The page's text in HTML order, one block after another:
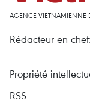
AGENCE VIETNAMIENNE
Rédacteur en
Propriété
RSS